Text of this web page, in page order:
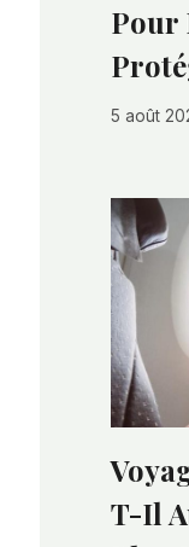
Pour
5 août
T-Il